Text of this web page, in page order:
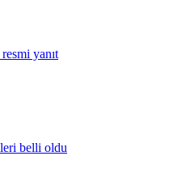
yanıt
belli oldu